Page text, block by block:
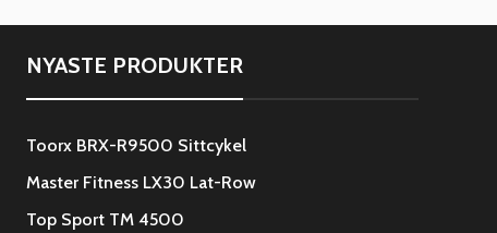
NYASTE PRODUKTER
Toorx BRX-R9500 Sittcykel
Master Fitness LX30 Lat-Row
Top Sport TM 4500